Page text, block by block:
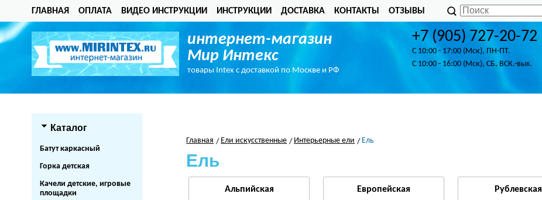
ГЛАВНАЯ ОПЛАТА ВИДЕО ИНСТРУКЦИИ ИНСТРУКЦИИ ДОСТАВКА КОНТАКТЫ ОТЗЫВЫ
интернет-магазин
Мир Интекс
товары Intex с доставкой по Москве и РФ
+7 (905) 727-20-72
C 10:00 - 17:00 (Мск), ПН-ПТ.
C 10:00 - 16:00 (Мск), СБ, ВСК.-вых.
Каталог
Батут каркасный
Горка детская
Качели детские, игровые
площадки
Главная Ели искусственные Интерьерные ели Ель
Ель
Альпийская Европейская Рублевская